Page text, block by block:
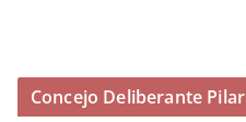
Concejo Deliberante Pilar